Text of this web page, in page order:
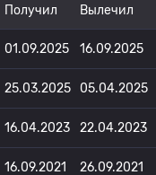
Получил Вылечил
01.09.2025 16.09.2025
25.03.2025 05.04.2025
16.04.2023 22.04.2023
16.09.2021 26.09.2021